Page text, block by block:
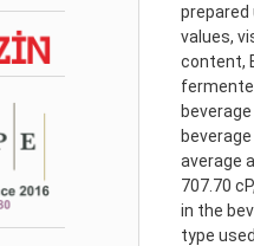
prepared
values,
content,
average
707.70
in the
type